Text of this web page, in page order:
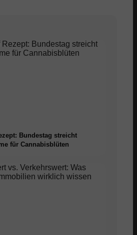
Bundestag streicht
für Cannabisblüten